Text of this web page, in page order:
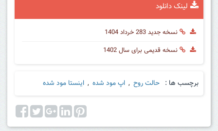
لینک دانلود
نسخه جدید 283 خرداد 1404
نسخه قدیمی برای سال 1402
برچسب ها : حالت روح , اپ مود شده , اینستا مود شده